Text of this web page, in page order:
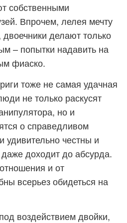
собственными
Впрочем, лелея мечту
делают только
– попытки надавить на
фиаско.
тоже не самая удачная
не только раскусят
но и
о справедливом
удивительно честны и
доходит до абсурда.
и от
всерьез обидеться на
воздействием двойки,